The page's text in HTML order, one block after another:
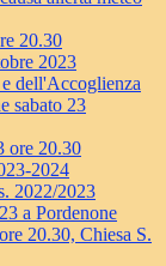
20.30
2023
dell'Accoglienza
sabato 23
ore 20.30
2024
2022/2023
a Pordenone
20.30, Chiesa S.